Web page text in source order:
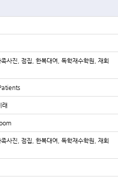
사진, 점집, 한복대여, 독학재수학원, 재회
래
사진, 점집, 한복대여, 독학재수학원, 재회